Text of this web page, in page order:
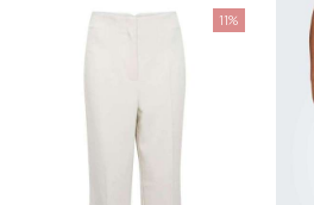
11%